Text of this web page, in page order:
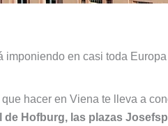
imponiendo en casi toda
hacer en Viena te lleva a
Hofburg, las plazas